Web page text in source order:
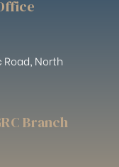
Road, North
Branch